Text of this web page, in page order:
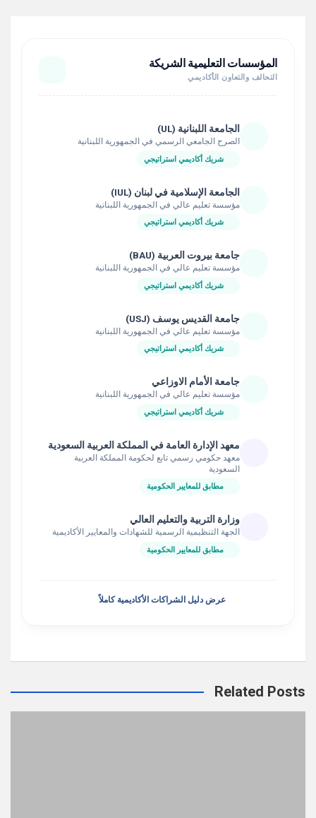
المؤسسات التعليمية الشريكة
التحالف والتعاون الأكاديمي
الجامعة اللبنانية (UL)
الصرح الجامعي الرسمي في الجمهورية اللبنانية
شريك أكاديمي استراتيجي
الجامعة الإسلامية في لبنان (IUL)
مؤسسة تعليم عالي في الجمهورية اللبنانية
شريك أكاديمي استراتيجي
جامعة بيروت العربية (BAU)
مؤسسة تعليم عالي في الجمهورية اللبنانية
شريك أكاديمي استراتيجي
جامعة القديس يوسف (USJ)
مؤسسة تعليم عالي في الجمهورية اللبنانية
شريك أكاديمي استراتيجي
جامعة الأمام الاوزاعي
مؤسسة تعليم عالي في الجمهورية اللبنانية
شريك أكاديمي استراتيجي
معهد الإدارة العامة في المملكة العربية السعودية
معهد حكومي رسمي تابع لحكومة المملكة العربية
السعودية
مطابق للمعايير الحكومية
وزارة التربية والتعليم العالي
الجهة التنظيمية الرسمية للشهادات والمعايير الأكاديمية
مطابق للمعايير الحكومية
عرض دليل الشراكات الأكاديمية كاملاً
Related Posts